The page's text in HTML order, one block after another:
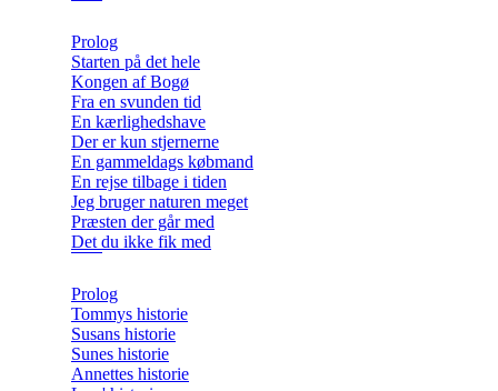
Prolog
Starten på det hele
Kongen af Bogø
Fra en svunden tid
En kærlighedshave
Der er kun stjernerne
En gammeldags købmand
En rejse tilbage i tiden
Jeg bruger naturen meget
Præsten der går med
Det du ikke fik med
Prolog
Tommys historie
Susans historie
Sunes historie
Annettes historie